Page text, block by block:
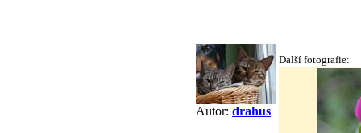
Autor: drahus
Další fotografie: